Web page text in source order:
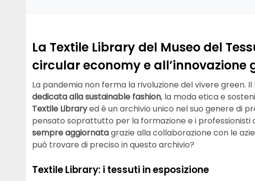
La Textile Library del Museo del
circular economy e all’innovazione
La pandemia non ferma la rivoluzione del vivere green. Il
dedicata alla sustainable fashion, la moda etica e
Textile Libraryed è un archivio unico nel suo genere di
pensato soprattutto per la formazione e i professionisti
sempre aggiornatagrazie alla collaborazione con le
può trovare di preciso in questo archivio?
Textile Library: i tessuti in esposizione